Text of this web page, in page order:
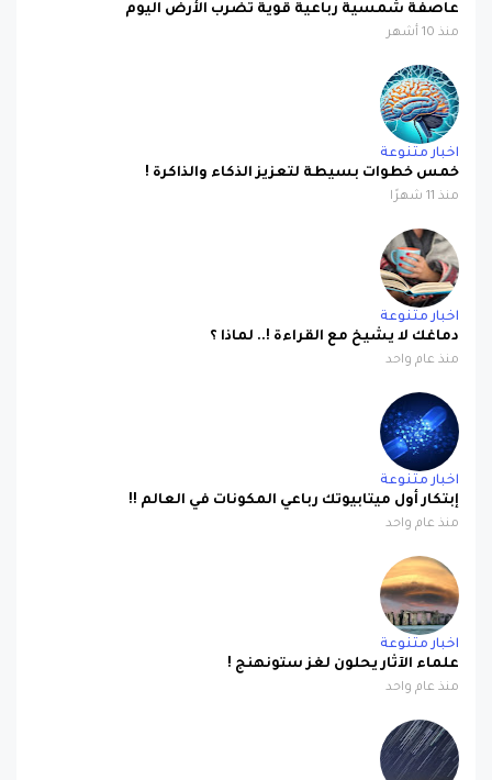
عاصفة شمسية رباعية قوية تضرب الأرض اليوم
منذ 10 أشهر
اخبار متنوعة
خمس خطوات بسيطة لتعزيز الذكاء والذاكرة !
منذ 11 شهرًا
اخبار متنوعة
دماغك لا يشيخ مع القراءة !.. لماذا ؟
منذ عام واحد
اخبار متنوعة
إبتكار أول ميتابيوتك رباعي المكونات في العالم !!
منذ عام واحد
اخبار متنوعة
علماء الآثار يحلون لغز ستونهنج !
منذ عام واحد